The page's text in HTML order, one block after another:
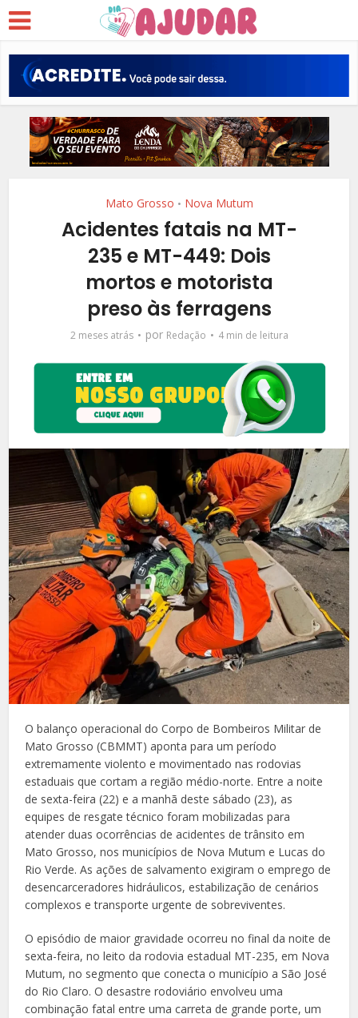
Mato Grosso • Nova Mutum
Acidentes fatais na MT-
235 e MT-449: Dois
mortos e motorista
preso às ferragens
2 meses atrás por Redação 4 min de leitura
O balanço operacional do Corpo de Bombeiros Militar de
Mato Grosso (CBMMT) aponta para um período
extremamente violento e movimentado nas rodovias
estaduais que cortam a região médio-norte. Entre a noite
de sexta-feira (22) e a manhã deste sábado (23), as
equipes de resgate técnico foram mobilizadas para
atender duas ocorrências de acidentes de trânsito em
Mato Grosso, nos municípios de Nova Mutum e Lucas do
Rio Verde. As ações de salvamento exigiram o emprego de
desencarceradores hidráulicos, estabilização de cenários
complexos e transporte urgente de sobreviventes.
O episódio de maior gravidade ocorreu no final da noite de
sexta-feira, no leito da rodovia estadual MT-235, em Nova
Mutum, no segmento que conecta o município a São José
do Rio Claro. O desastre rodoviário envolveu uma
combinação fatal entre uma carreta de grande porte, um